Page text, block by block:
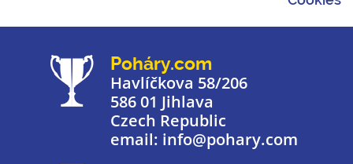
Poháry.com
Havlíčkova 58/206
586 01 Jihlava
Czech Republic
email: info@pohary.com